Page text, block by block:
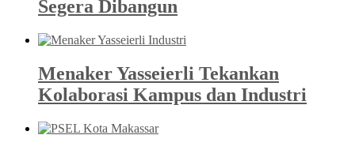
Segera Dibangun
Menaker Yasseierli Tekankan
Kolaborasi Kampus dan Industri